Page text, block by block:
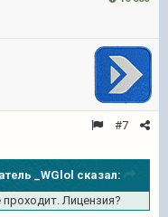
#7
_WGlol сказал:
Лицензия?